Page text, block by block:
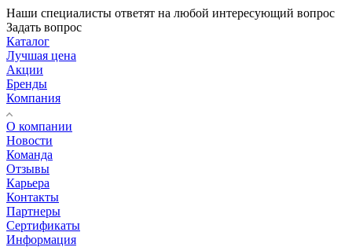
Наши специалисты ответят на любой интересующий вопрос
Задать вопрос
Каталог
Лучшая цена
Акции
Бренды
Компания
О компании
Новости
Команда
Отзывы
Карьера
Контакты
Партнеры
Сертификаты
Информация